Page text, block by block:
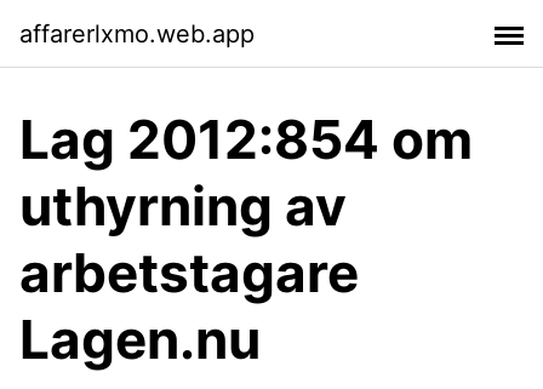
affarerlxmo.web.app
Lag 2012:854 om
uthyrning av
arbetstagare
Lagen.nu